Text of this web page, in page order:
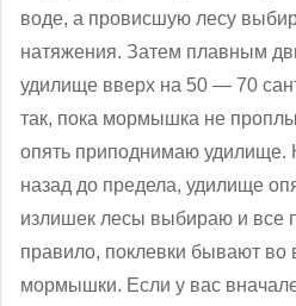
воде, а провисшую лесу
натяжения. Затем плавным
удилище вверх на 50 — 70
так, пока мормышка не
опять приподнимаю удилище.
назад до предела, удилище
излишек лесы выбираю и все
правило, поклевки бывают во
мормышки. Если у вас